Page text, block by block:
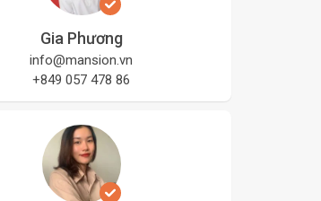
Gia Phương
info@mansion.vn
+849 057 478 86